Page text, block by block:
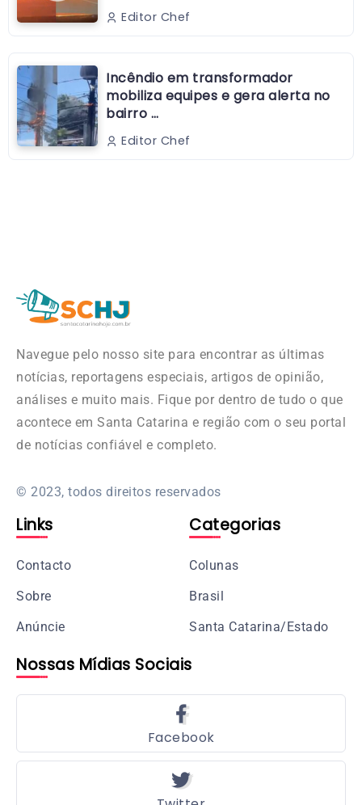
Editor Chef
Incêndio em transformador
mobiliza equipes e gera alerta no
bairro …
Editor Chef
Navegue pelo nosso site para encontrar as últimas
notícias, reportagens especiais, artigos de opinião,
análises e muito mais. Fique por dentro de tudo o que
acontece em Santa Catarina e região com o seu portal
de notícias confiável e completo.
© 2023, todos direitos reservados
Links
Contacto
Sobre
Anúncie
Categorias
Colunas
Brasil
Santa Catarina/Estado
Nossas Mídias Sociais
Facebook